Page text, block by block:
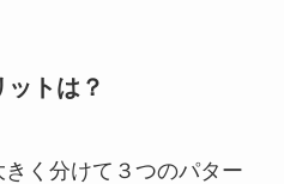
トは？
く分けて３つのパター